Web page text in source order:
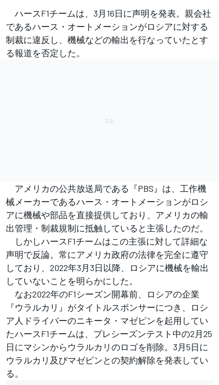
ハースF1チームは、3月16日に声明を発表。親会社
であるハース・オートメーションがロシアに対する
制裁に違反し、機械などの輸出を行なっていたとす
る報道を否定した。
アメリカの公共放送局である『PBS』は、工作機
械メーカーであるハース・オートメーションがロシ
アに機械や部品を直接提供しており、アメリカの輸
出管理・制裁規制に抵触していると主張したのだ。
しかしハースF1チームはこの主張に対して詳細な
声明で反論。常にアメリカ政府の法律を完全に遵守
しており、2022年3月3日以降、ロシアに機械を輸出
していないことを明らかにした。
なお2022年のF1シーズン開幕前、ロシアの企業
『ウラルカリ』がタイトルスポンサーにつき、ロシ
ア人ドライバーのニキータ・マゼピンを起用してい
たハースF1チームは、プレシーズンテスト中の2月25
日にマシンからウラルカリのロゴを削除。3月5日に
ウラルカリ及びマゼピンとの契約解除を発表してい
る。